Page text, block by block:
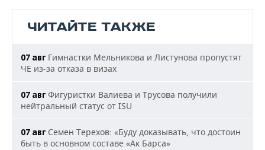
ЧИТАЙТЕ ТАКЖЕ
07 авг Гимнастки Мельникова и Листунова пропустят
ЧЕ из-за отказа в визах
07 авг Фигуристки Валиева и Трусова получили
нейтральный статус от ISU
07 авг Семен Терехов: «Буду доказывать, что достоин
быть в основном составе «Ак Барса»